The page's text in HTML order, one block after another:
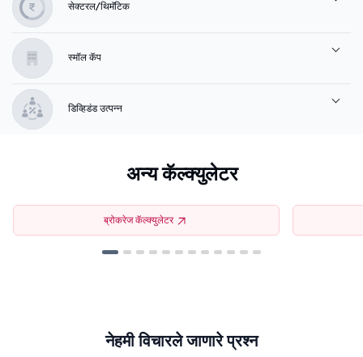
सेक्टरल/थिमॅटिक
स्मॉल कॅप
डिव्हिडंड उत्पन्न
अन्य कॅल्क्युलेटर
ब्रोकरेज कॅल्क्युलेटर
नेहमी विचारले जाणारे प्रश्न